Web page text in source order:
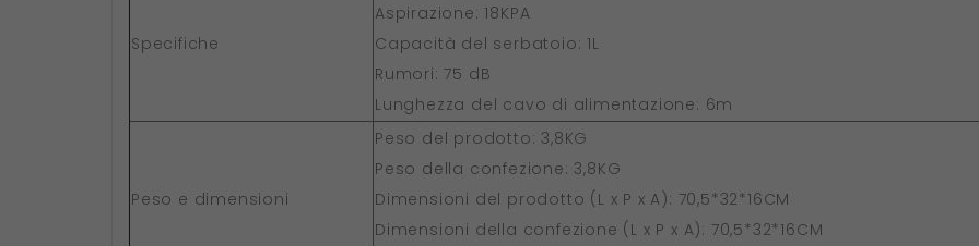
Specifiche
Aspirazione: 18KPA
Capacità del serbatoio: 1L
Rumori: 75 dB
Lunghezza del cavo di alimentazione: 6m
Peso e dimensioni
Peso del prodotto: 3,8KG
Peso della confezione: 3,8KG
Dimensioni del prodotto (L x P x A): 70,5*32*16CM
Dimensioni della confezione (L x P x A): 70,5*32*16CM